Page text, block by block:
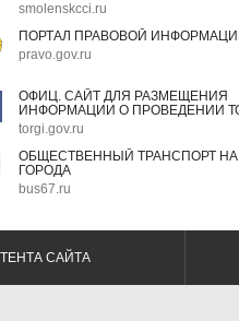
smolenskcci.ru
ПОРТАЛ ПРАВОВОЙ
pravo.gov.ru
ОФИЦ. САЙТ ДЛЯ РАЗМЕЩЕНИЯ
ИНФОРМАЦИИ О ПРОВЕДЕНИИ
torgi.gov.ru
ОБЩЕСТВЕННЫЙ ТРАНСПОРТ НА
ГОРОДА
bus67.ru
САЙТА